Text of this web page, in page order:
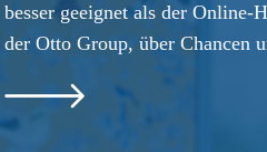
besser geeignet als der
der Otto Group, über Chancen